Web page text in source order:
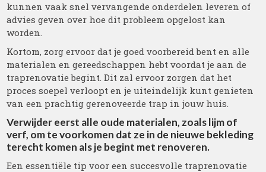
kunnen vaak snel vervangende onderdelen leveren of
advies geven over hoe dit probleem opgelost kan
worden.
Kortom, zorg ervoor dat je goed voorbereid bent en alle
materialen en gereedschappen hebt voordat je aan de
traprenovatie begint. Dit zal ervoor zorgen dat het
proces soepel verloopt en je uiteindelijk kunt genieten
van een prachtig gerenoveerde trap in jouw huis.
Verwijder eerst alle oude materialen, zoals lijm of
verf, om te voorkomen dat ze in de nieuwe bekleding
terecht komen als je begint met renoveren.
Een essentiële tip voor een succesvolle traprenovatie